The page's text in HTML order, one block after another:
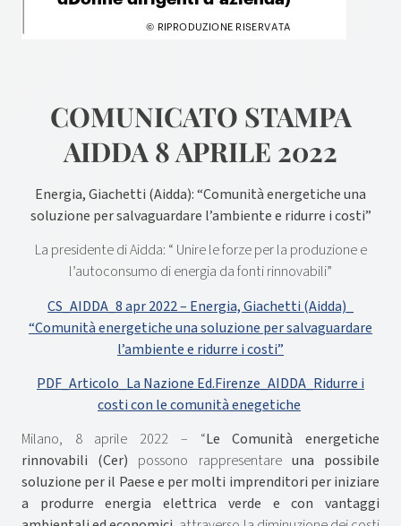
COMUNICATO STAMPA
AIDDA 8 APRILE 2022
Energia, Giachetti (Aidda): “Comunità energetiche una
soluzione per salvaguardare l’ambiente e ridurre i costi”
La presidente di Aidda: “ Unire le forze per la produzione e
l’autoconsumo di energia da fonti rinnovabili”
CS_AIDDA_8 apr 2022 – Energia, Giachetti (Aidda)_
“Comunità energetiche una soluzione per salvaguardare
l’ambiente e ridurre i costi”
PDF_Articolo_La Nazione Ed.Firenze_AIDDA_Ridurre i
costi con le comunità enegetiche
Milano, 8 aprile 2022 – “Le Comunità energetiche
rinnovabili (Cer) possono rappresentare una possibile
soluzione per il Paese e per molti imprenditori per iniziare
a produrre energia elettrica verde e con vantaggi